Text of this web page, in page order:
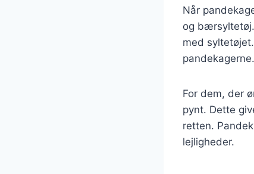
Når
og
med
pandekagerne.
For dem, der
pynt. Dette
retten.
lejligheder.